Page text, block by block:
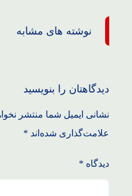
نوشته های مشابه
دیدگاهتان را بنویسید
نشانی ایمیل شما منتشر
علامت‌گذاری شده‌اند *
دیدگاه *